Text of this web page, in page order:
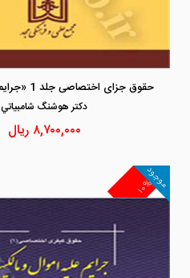
دكتر هوشنگ شامبياتي
۸,۷۰۰,۰۰۰ ریال
۱۰%
موجود